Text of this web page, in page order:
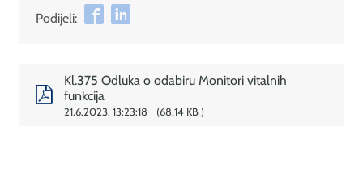
Podijeli:
Kl.375 Odluka o odabiru Monitori vitalnih
funkcija
21.6.2023. 13:23:18 68,14 KB